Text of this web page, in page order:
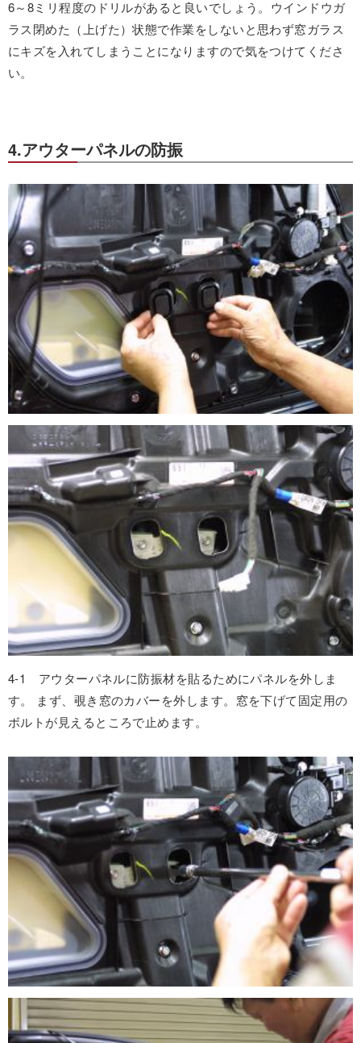
6～8ミリ程度のドリルがあると良いでしょう。ウインドウガ
ラス閉めた（上げた）状態で作業をしないと思わず窓ガラス
にキズを入れてしまうことになりますので気をつけてくださ
い。
4.アウターパネルの防振
4-1 アウターパネルに防振材を貼るためにパネルを外しま
す。 まず、覗き窓のカバーを外します。窓を下げて固定用の
ボルトが見えるところで止めます。